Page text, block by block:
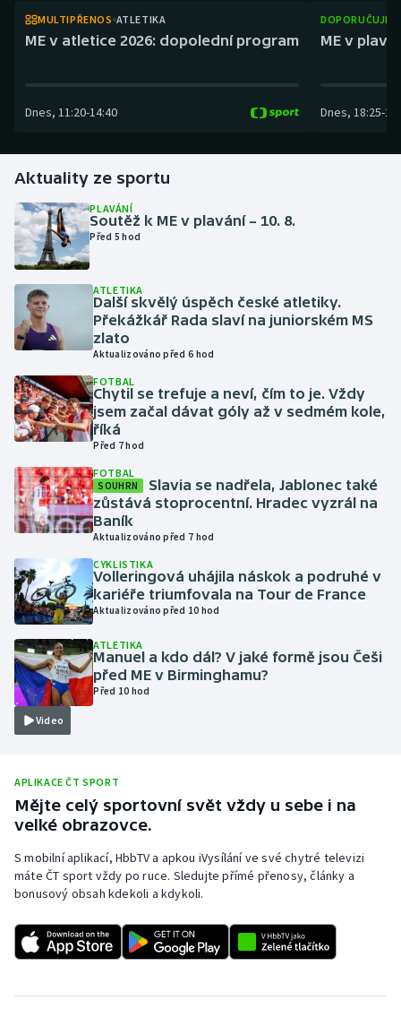
Dostihy
Gymnastika
Házená
Jezdectví
Judo
Krasobruslení
Lezení
Lyže a snowboard
Moderní pětiboj
Motorsport
Olympijské hry
Parasport
Plavání
Plážový volejbal
Rychlobruslení
Rychlostní kanoistika
Short track
Stolní tenis
Triatlon
MULTIPŘENOS ATLETIKA
ME v atletice 2026: dopolední program
Dnes, 11:20-14:40
ME v
Dnes, 18:25-
Aktuality ze sportu
PLAVÁNÍ
Soutěž k ME v plavání – 10. 8.
Před 5 hod
ATLETIKA
Další skvělý úspěch české atletiky.
Překážkář Rada slaví na juniorském MS
zlato
Aktualizováno před 6 hod
FOTBAL
Chytil se trefuje a neví, čím to je. Vždy
jsem začal dávat góly až v sedmém kole,
říká
Před 7 hod
FOTBAL
SOUHRN
Slavia se nadřela, Jablonec také
zůstává stoprocentní. Hradec vyzrál na
Baník
Aktualizováno před 7 hod
CYKLISTIKA
Volleringová uhájila náskok a podruhé v
kariéře triumfovala na Tour de France
Aktualizováno před 10 hod
Video
ATLETIKA
Manuel a kdo dál? V jaké formě jsou Češi
před ME v Birminghamu?
Před 10 hod
APLIKACE ČT SPORT
Mějte celý sportovní svět vždy u sebe i na
velké obrazovce.
S mobilní aplikací, HbbTV a apkou iVysílání ve své chytré televizi
máte ČT sport vždy po ruce. Sledujte přímé přenosy, články a
bonusový obsah kdekoli a kdykoli.